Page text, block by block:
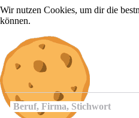
Karriere-Tipps
Anmelden
Beruf, Firma, Stichwort
Wir nutzen Cookies, um dir die
können.